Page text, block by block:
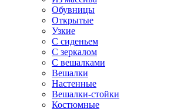
Обувницы
Открытые
Узкие
С сиденьем
С зеркалом
С вешалками
Вешалки
Настенные
Вешалки-стойки
Костюмные